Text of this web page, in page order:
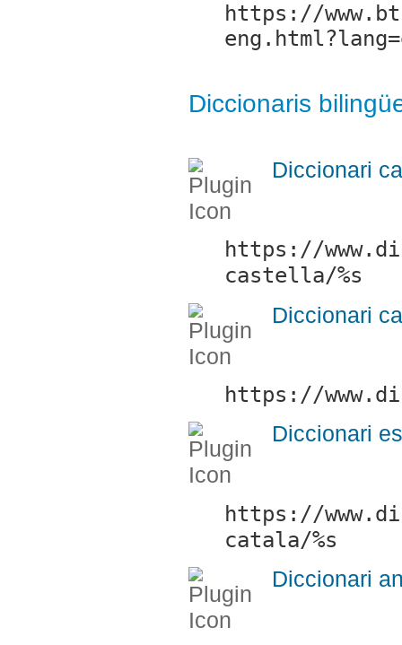
https://
Diccionaris
Diccionari
https://
castella/%s
Diccionari
https://
Diccionari
https://
catala/%s
Diccionari